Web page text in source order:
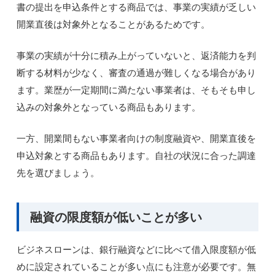
書の提出を申込条件とする商品では、事業の実績が乏しい
開業直後は対象外となることがあるためです。
事業の実績が十分に積み上がっていないと、返済能力を判
断する材料が少なく、審査の通過が難しくなる場合があり
ます。業歴が一定期間に満たない事業者は、そもそも申し
込みの対象外となっている商品もあります。
一方、開業間もない事業者向けの制度融資や、開業直後を
申込対象とする商品もあります。自社の状況に合った調達
先を選びましょう。
融資の限度額が低いことが多い
ビジネスローンは、銀行融資などに比べて借入限度額が低
めに設定されていることが多い点にも注意が必要です。無